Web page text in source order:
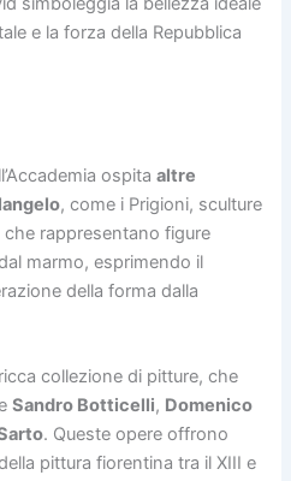
e la forza della Repubblica
ospitaaltre
, come i Prigioni, sculture
rappresentano figure
marmo, esprimendo il
della forma dalla
collezione di pitture, che
Sandro Botticelli, Domenico
. Queste opere offrono
pittura fiorentina tra il XIII e